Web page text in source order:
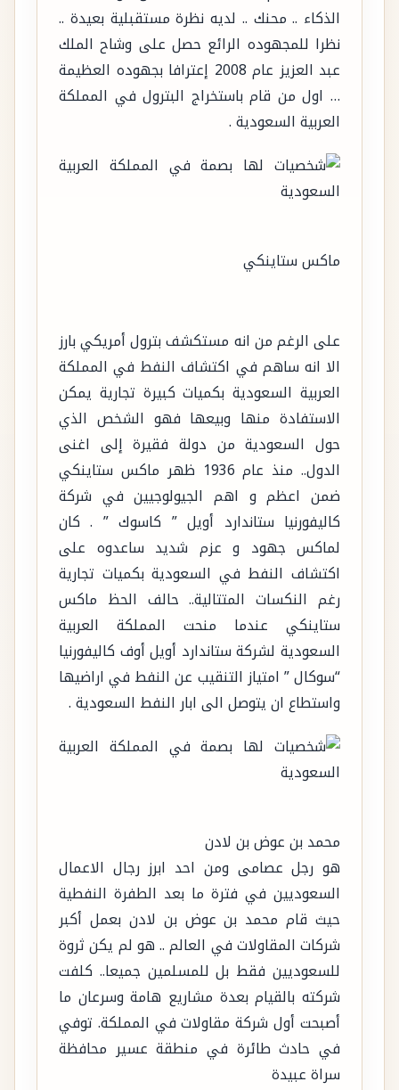
الذكاء .. محنك .. لديه نظرة مستقبلية بعيدة ..
نظرا للمجهوده الرائع حصل على وشاح الملك
عبد العزيز عام 2008 إعترافا بجهوده العظيمة
… اول من قام باستخراج البترول في المملكة
العربية السعودية .
ماكس ستاينكي
على الرغم من انه مستكشف بترول أمريكي بارز
الا انه ساهم في اكتشاف النفط في المملكة
العربية السعودية بكميات كبيرة تجارية يمكن
الاستفادة منها وبيعها فهو الشخص الذي
حول السعودية من دولة فقيرة إلى اغنى
الدول.. منذ عام 1936 ظهر ماكس ستاينكي
ضمن اعظم و اهم الجيولوجيين في شركة
كاليفورنيا ستاندارد أويل ” كاسوك ” . كان
لماكس جهود و عزم شديد ساعدوه على
اكتشاف النفط في السعودية بكميات تجارية
رغم النكسات المتتالية.. حالف الحظ ماكس
ستاينكي عندما منحت المملكة العربية
السعودية لشركة ستاندارد أويل أوف كاليفورنيا
“سوكال ” امتياز التنقيب عن النفط في اراضيها
واستطاع ان يتوصل الى ابار النفط السعودية .
محمد بن عوض بن لادن
هو رجل عصامى ومن احد ابرز رجال الاعمال
السعوديين في فترة ما بعد الطفرة النفطية
حيث قام محمد بن عوض بن لادن بعمل أكبر
شركات المقاولات في العالم .. هو لم يكن ثروة
للسعوديين فقط بل للمسلمين جميعا.. كلفت
شركته بالقيام بعدة مشاريع هامة وسرعان ما
أصبحت أول شركة مقاولات في المملكة. توفي
في حادث طائرة في منطقة عسير محافظة
سراة عبيدة